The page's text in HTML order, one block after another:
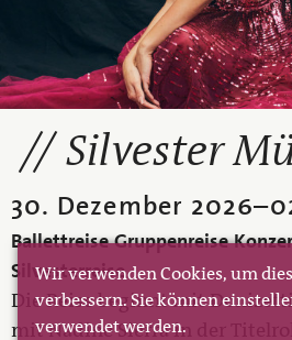
Silvester
30. Dezember 2026–
Ballettreise Gruppenreise
Silvesterreise
Die Reise beginnt mit
mit Nadine Sierra in der
Wir verwenden Cookies, um
verbessern. Sie können
verwendet werden.